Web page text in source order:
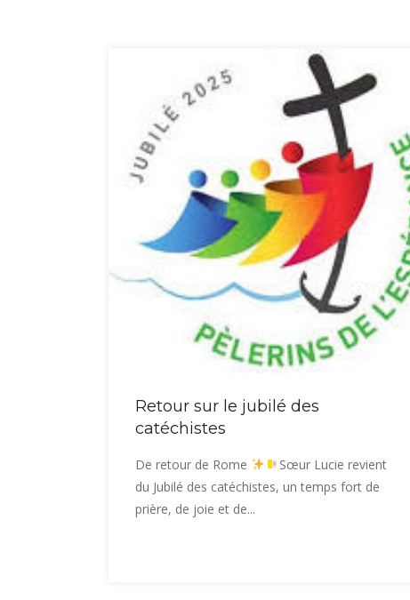
Retour sur le jubilé des
catéchistes
De retour de Rome
Sœur Lucie revient
du Jubilé des catéchistes, un temps fort de
prière, de joie et de...